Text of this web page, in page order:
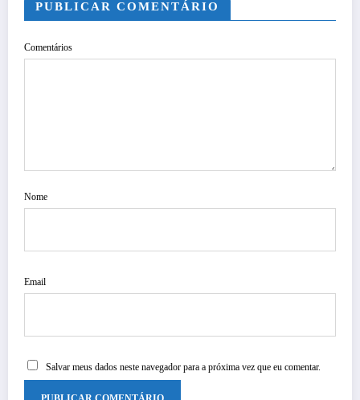
PUBLICAR COMENTÁRIO
Comentários
Nome
Email
Salvar meus dados neste navegador para a próxima vez que eu comentar.